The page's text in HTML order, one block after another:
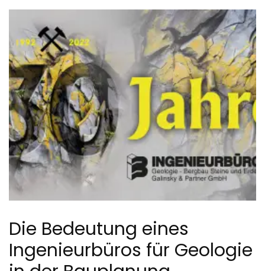
Die Bedeutung eines
Ingenieurbüros für Geologie